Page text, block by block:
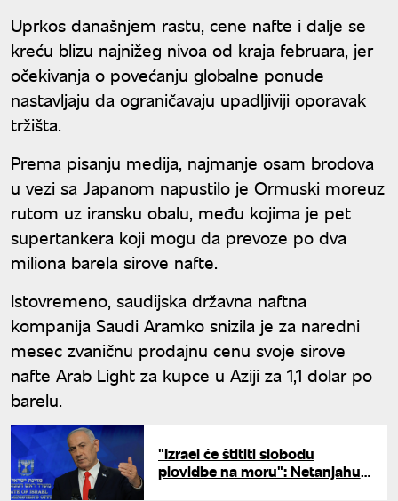
Uprkos današnjem rastu, cene nafte i dalje se
kreću blizu najnižeg nivoa od kraja februara, jer
očekivanja o povećanju globalne ponude
nastavljaju da ograničavaju upadljiviji oporavak
tržišta.
Prema pisanju medija, najmanje osam brodova
u vezi sa Japanom napustilo je Ormuski moreuz
rutom uz iransku obalu, među kojima je pet
supertankera koji mogu da prevoze po dva
miliona barela sirove nafte.
Istovremeno, saudijska državna naftna
kompanija Saudi Aramko snizila je za naredni
mesec zvaničnu prodajnu cenu svoje sirove
nafte Arab Light za kupce u Aziji za 1,1 dolar po
barelu.
"Izrael će štititi slobodu
plovidbe na moru": Netanjahu